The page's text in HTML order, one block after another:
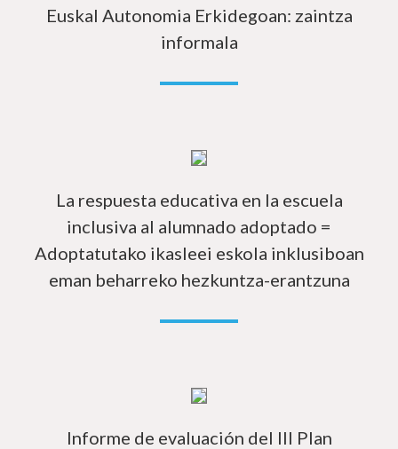
Euskal Autonomia Erkidegoan: zaintza
informala
La respuesta educativa en la escuela
inclusiva al alumnado adoptado =
Adoptatutako ikasleei eskola inklusiboan
eman beharreko hezkuntza-erantzuna
Informe de evaluación del III Plan